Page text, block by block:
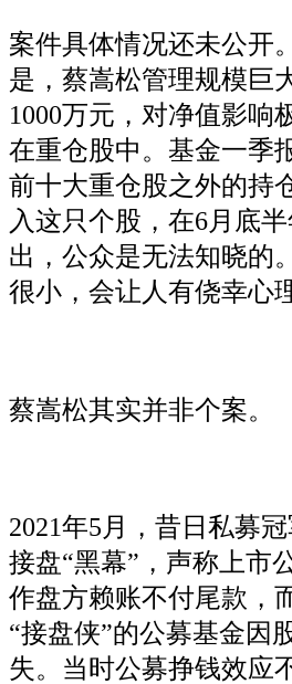
案件具体情况还未公开
是，蔡嵩松管理规模巨
1000万元，对净值影响
在重仓股中。基金一季
前十大重仓股之外的持
入这只个股，在6月底
出，公众是无法知晓的
很小，会让人有侥幸心
蔡嵩松其实并非个案。
2021年5月，昔日私募
接盘“黑幕”，声称上市
作盘方赖账不付尾款，
“接盘侠”的公募基金因
失。当时公募挣钱效应